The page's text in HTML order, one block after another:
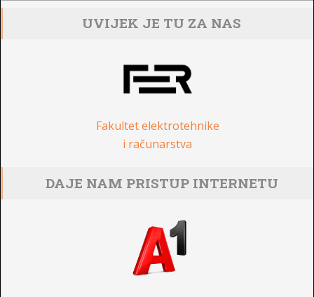
UVIJEK JE TU ZA NAS
Fakultet elektrotehnike
i računarstva
DAJE NAM PRISTUP INTERNETU